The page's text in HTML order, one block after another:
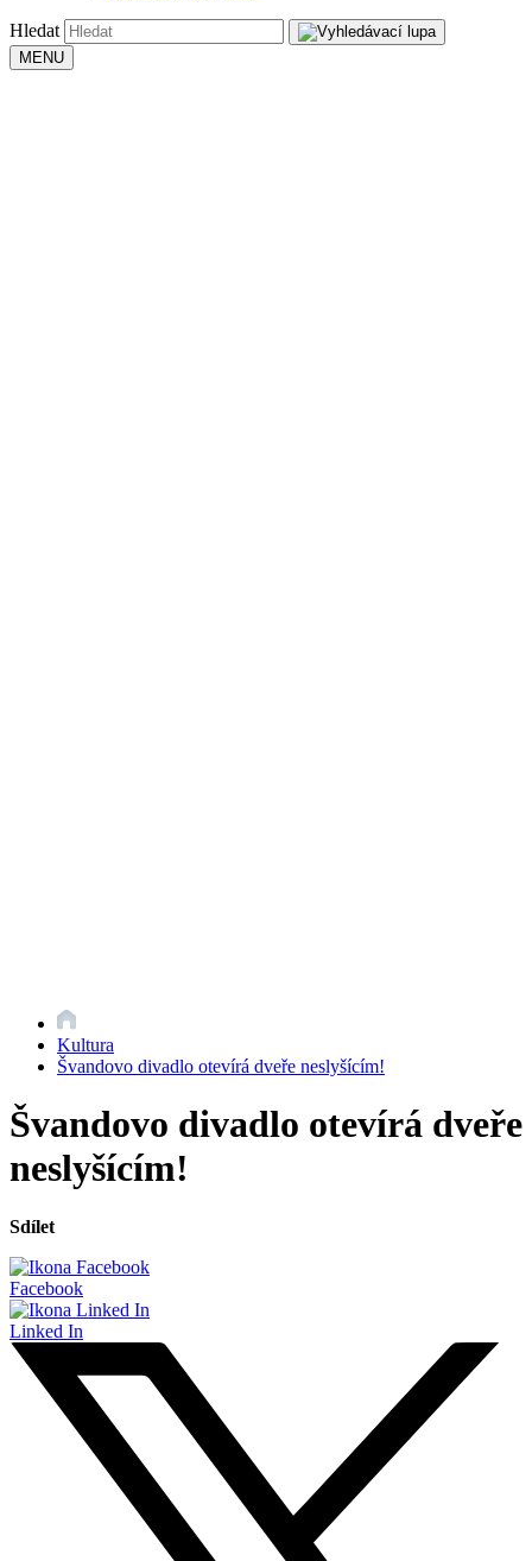
Hledat
MENU
Kultura
Švandovo divadlo otevírá dveře neslyšícím!
Švandovo divadlo otevírá dveře
neslyšícím!
Sdílet
Facebook
Linked In